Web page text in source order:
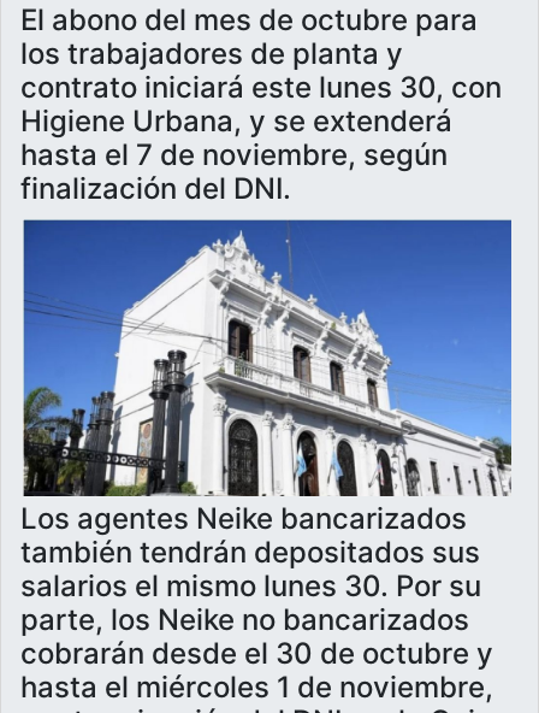
El abono del mes de octubre para
los trabajadores de planta y
contrato iniciará este lunes 30, con
Higiene Urbana, y se extenderá
hasta el 7 de noviembre, según
finalización del DNI.
Los agentes Neike bancarizados
también tendrán depositados sus
salarios el mismo lunes 30. Por su
parte, los Neike no bancarizados
cobrarán desde el 30 de octubre y
hasta el miércoles 1 de noviembre,